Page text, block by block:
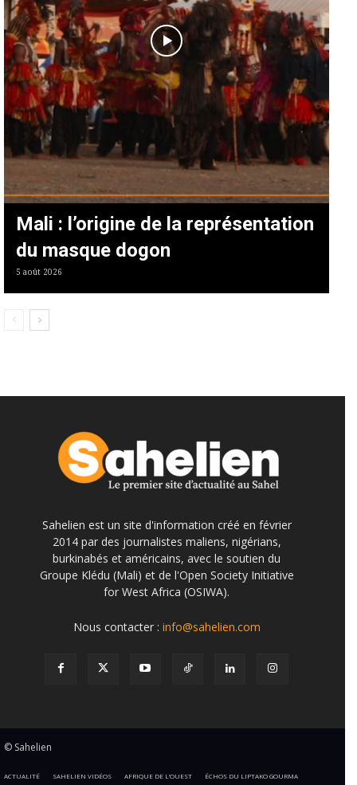
Mali : l’origine de la représentation
du masque dogon
5 août 2026
Sahelien est un site d'information créé en février
2014 par des journalistes maliens, nigérians,
burkinabés et américains, avec le soutien du
Groupe Klédu (Mali) et de l'Open Society Initiative
for West Africa (OSIWA).
Nous contacter : info@sahelien.com
© Sahelien
ACTUALITÉ SAHELIEN VIDÉOS AFRIQUE DE L’OUEST ÉCHOS DU LIPTAKO GOURMA